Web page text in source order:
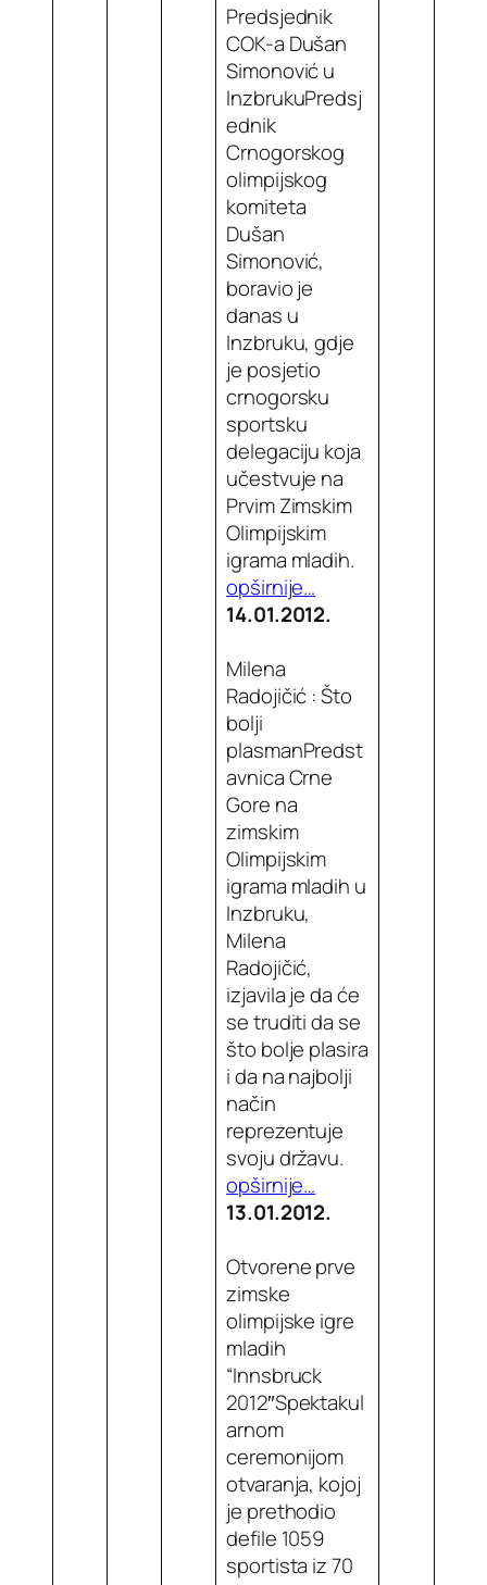
Predsjednik
COK-a Dušan
Simonović u
InzbrukuPredsj
ednik
Crnogorskog
olimpijskog
komiteta
Dušan
Simonović,
boravio je
danas u
Inzbruku, gdje
je posjetio
crnogorsku
sportsku
delegaciju koja
učestvuje na
Prvim Zimskim
Olimpijskim
igrama mladih.
opširnije…
14.01.2012.
Milena
Radojičić : Što
bolji
plasmanPredst
avnica Crne
Gore na
zimskim
Olimpijskim
igrama mladih u
Inzbruku,
Milena
Radojičić,
izjavila je da će
se truditi da se
što bolje plasira
i da na najbolji
način
reprezentuje
svoju državu.
opširnije…
13.01.2012.
Otvorene prve
zimske
olimpijske igre
mladih
“Innsbruck
2012″Spektakul
arnom
ceremonijom
otvaranja, kojoj
je prethodio
defile 1059
sportista iz 70